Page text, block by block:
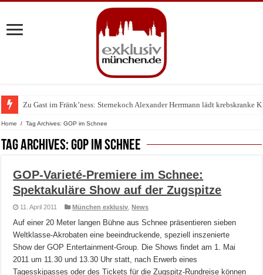
Zu Gast im Fränk’ness: Sternekoch Alexander Herrmann lädt krebskranke
Warum München gerade zum Treffpunkt der Lingerie-Branche wurde
Home / Tag Archives: GOP im Schnee
Tag Archives:GOP im Schnee
GOP-Varieté-Premiere im Schnee:
Spektakuläre Show auf der Zugspitze
11. April 2011 München exklusiv ,News
Auf einer 20 Meter langen Bühne aus Schnee präsentieren sieben
Weltklasse-Akrobaten eine beeindruckende, speziell inszenierte
Show der GOP Entertainment-Group. Die Shows findet am 1. Mai
2011 um 11.30 und 13.30 Uhr statt, nach Erwerb eines
Tagesskipasses oder des Tickets für die Zugspitz-Rundreise können